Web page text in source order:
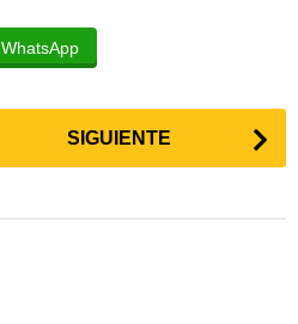
WhatsApp
SIGUIENTE